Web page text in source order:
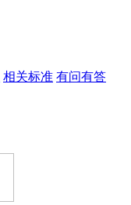
相关标准 有问有答